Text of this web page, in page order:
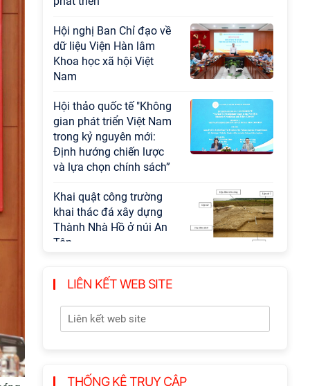
Hội nghị Ban Chỉ đạo về
dữ liệu Viện Hàn lâm
Khoa học xã hội Việt
Nam
Hội thảo quốc tế "Không
gian phát triển Việt Nam
trong kỷ nguyên mới:
Định hướng chiến lược
và lựa chọn chính sách”
Khai quật công trường
khai thác đá xây dựng
Thành Nhà Hồ ở núi An
Tôn
LIÊN KẾT WEB SITE
THỐNG KÊ TRUY CẬP